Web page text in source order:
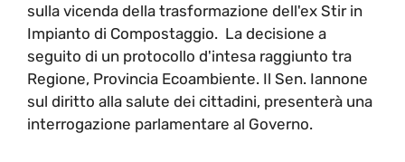
sulla vicenda della trasformazione dell'ex Stir in
Impianto di Compostaggio. La decisione a
seguito di un protocollo d'intesa raggiunto tra
Regione, Provincia Ecoambiente. Il Sen. Iannone
sul diritto alla salute dei cittadini, presenterà una
interrogazione parlamentare al Governo.